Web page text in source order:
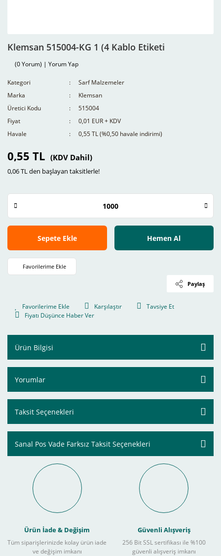
Klemsan 515004-KG 1 (4 Kablo Etiketi
(0 Yorum) | Yorum Yap
Kategori
Sarf Malzemeler
Marka
Klemsan
Üretici Kodu
515004
Fiyat
0,01 EUR + KDV
Havale
0,55 TL (%0,50 havale indirimi)
0,55 TL (KDV Dahil)
0,06 TL den başlayan taksitlerle!
Sepete Ekle Hemen Al
Paylaş
Karşılaştır
Tavsiye Et
Fiyatı Düşünce Haber Ver
Ürün Bilgisi
Yorumlar
Taksit Seçenekleri
Sanal Pos Vade Farksız Taksit Seçenekleri
Ürün İade & Değişim
Tüm siparişlerinizde kolay ürün iade
ve değişim imkanı
Güvenli Alışveriş
256 Bit SSL sertifikası ile %100
güvenli alışveriş imkanı